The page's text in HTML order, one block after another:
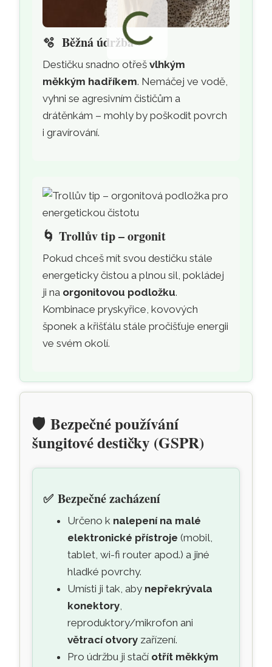
🫧Běžná údržba
Destičku snadno otřešvlhkým
měkkým hadříkem. Nemáčej ve vodě,
vyhni se agresivním čističům a
drátěnkám – mohly by poškodit povrch
i gravírování.
🌀Trollův tip – orgonit
Pokud chceš mít svou destičku stále
energeticky čistou a plnou sil, pokládej
ji na orgonitovou podložku.
Kombinace pryskyřice, kovových
šponek a křišťálu stále pročišťuje energii
ve svém okolí.
🛡️Bezpečné používání
šungitové destičky (GSPR)
✅Bezpečné zacházení
Určeno k nalepení na malé
elektronické přístroje (mobil,
tablet, wi-fi router apod.) a jiné
hladké povrchy.
Umísti ji tak, aby nepřekrývala
konektory,
reproduktory/mikrofon ani
větrací otvory zařízení.
Pro údržbu ji stačí otřít měkkým